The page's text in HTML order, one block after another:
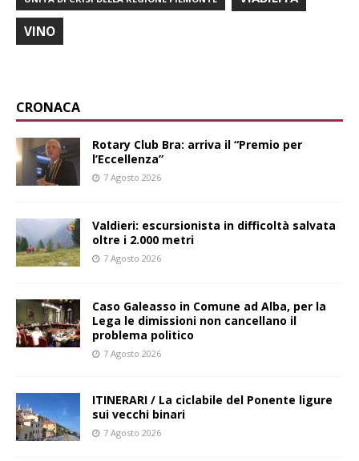
VINO
CRONACA
Rotary Club Bra: arriva il “Premio per
l’Eccellenza”
7 Agosto 2026
Valdieri: escursionista in difficoltà salvata
oltre i 2.000 metri
7 Agosto 2026
Caso Galeasso in Comune ad Alba, per la
Lega le dimissioni non cancellano il
problema politico
7 Agosto 2026
ITINERARI / La ciclabile del Ponente ligure
sui vecchi binari
7 Agosto 2026